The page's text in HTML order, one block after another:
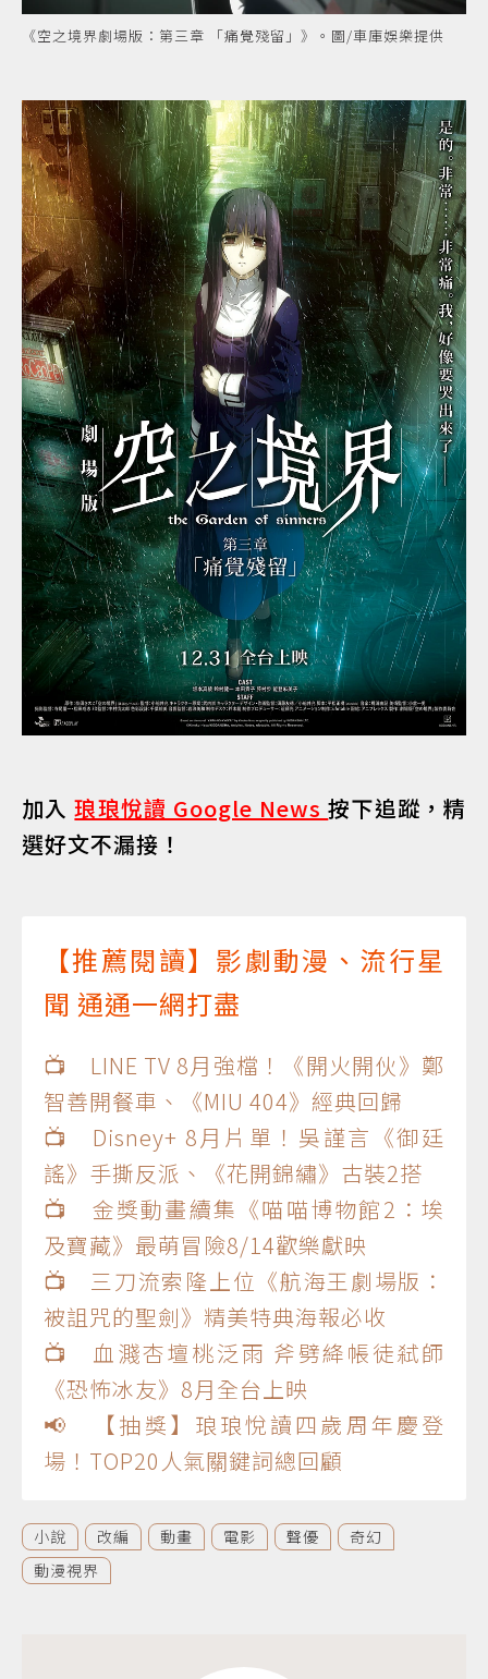
《空之境界劇場版：第三章 「痛覺殘留」》。圖/車庫娛樂提供
加入琅琅悅讀 Google News按下追蹤，精
選好文不漏接！
【推薦閱讀】影劇動漫、流行星
聞 通通一網打盡
📺 LINE TV 8月強檔！《開火開伙》鄭
智善開餐車、《MIU 404》經典回歸
📺 Disney+ 8月片單！吳謹言《御廷
謠》手撕反派、《花開錦繡》古裝2搭
📺 金獎動畫續集《喵喵博物館2：埃
及寶藏》最萌冒險8/14歡樂獻映
📺 三刀流索隆上位《航海王劇場版：
被詛咒的聖劍》精美特典海報必收
📺 血濺杏壇桃泛雨 斧劈絳帳徒弒師
《恐怖冰友》8月全台上映
📢 【抽獎】琅琅悅讀四歲周年慶登
場！TOP20人氣關鍵詞總回顧
小說 改編 動畫 電影 聲優
奇幻
動漫視界